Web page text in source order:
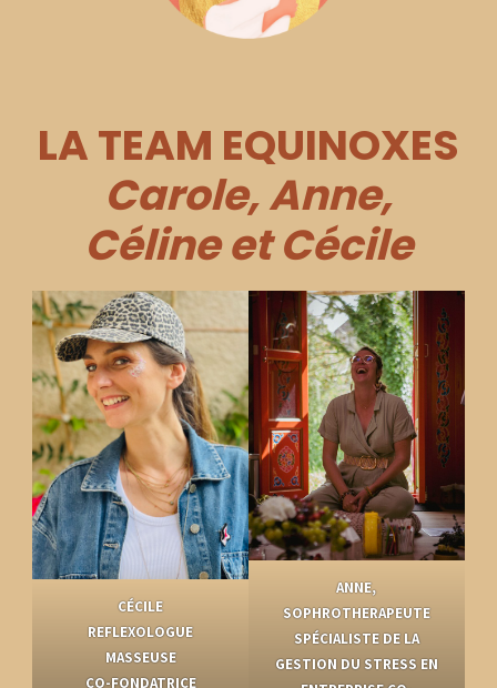
LA TEAM EQUINOXES
Carole, Anne,
Céline et Cécile
CÉCILE
REFLEXOLOGUE
MASSEUSE
CO-FONDATRICE
ANNE,
SOPHROTHERAPEUTE
SPÉCIALISTE DE LA
GESTION DU STRESS EN